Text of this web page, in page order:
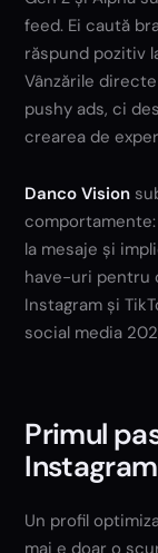
feed. Ei caută
răspund pozitiv
Vânzările
pushy ads, ci
crearea de
Danco Vision
la mesaje și
have-uri pentru
Instagram și
social media
Primul
Un profil